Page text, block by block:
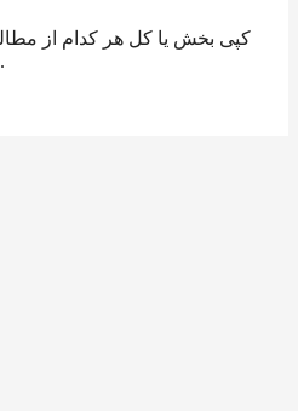
مجوز مکتوب امکان پذیر است.